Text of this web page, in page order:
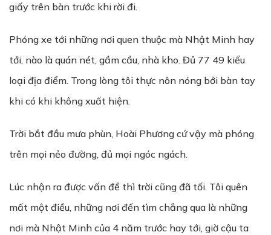
giấy trên bàn trước khi rời đi.
Phóng xe tới những nơi quen thuộc mà Nhật Minh hay
tới, nào là quán nét, gầm cầu, nhà kho. Đủ 77 49 kiểu
loại địa điểm. Trong lòng tôi thực nôn nóng bởi bàn tay
khi có khi không xuất hiện.
Trời bắt đầu mưa phùn, Hoài Phương cứ vậy mà phóng
trên mọi nẻo đường, đủ mọi ngóc ngách.
Lúc nhận ra được vấn đề thì trời cũng đã tối. Tôi quên
mất một điều, những nơi đến tìm chẳng qua là những
nơi mà Nhật Minh của 4 năm trước hay tới, giờ cậu ta